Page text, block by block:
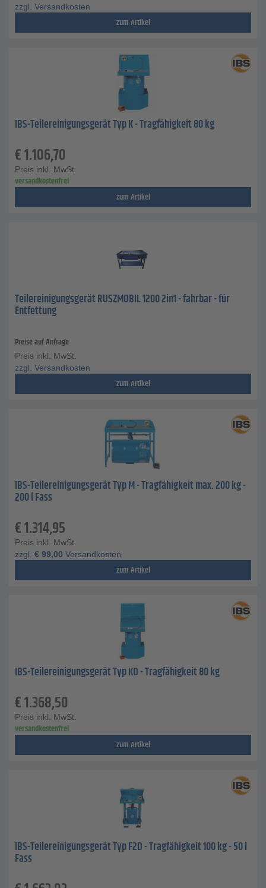
zzgl. Versandkosten
zum Artikel
IBS-Teilereinigungsgerät Typ K - Tragfähigkeit 80 kg
€1.106,70
Preis inkl. MwSt.
versandkostenfrei
zum Artikel
Teilereinigungsgerät RUSZMOBIL 1200 2in1 - fahrbar - für
Entfettung
Preise auf Anfrage
Preis inkl. MwSt.
zzgl. Versandkosten
zum Artikel
IBS-Teilereinigungsgerät Typ M - Tragfähigkeit max. 200 kg -
200 l Fass
€1.314,95
Preis inkl. MwSt.
zzgl. € 99,00 Versandkosten
zum Artikel
IBS-Teilereinigungsgerät Typ KD - Tragfähigkeit 80 kg
€1.368,50
Preis inkl. MwSt.
versandkostenfrei
zum Artikel
IBS-Teilereinigungsgerät Typ F2D - Tragfähigkeit 100 kg - 50 l
Fass